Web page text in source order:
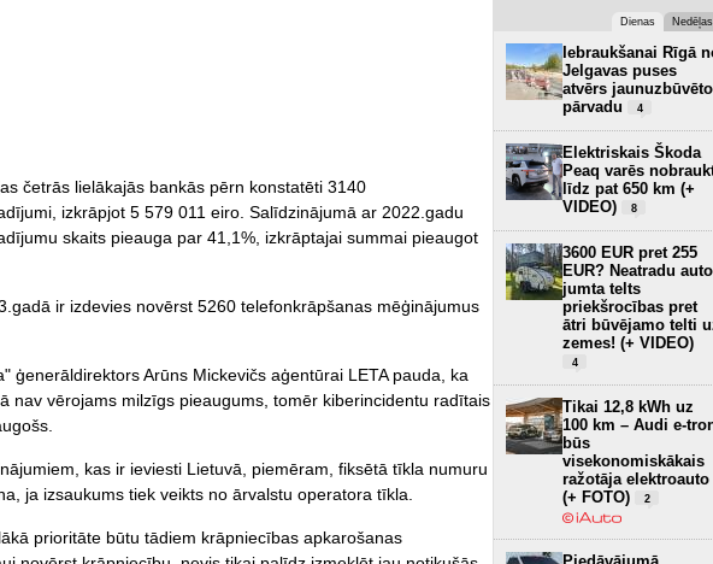
četrās lielākajās bankās pērn konstatēti 3140
izkrāpjot 5 579 011 eiro. Salīdzinājumā ar 2022.gadu
skaits pieauga par 41,1%, izkrāptajai summai pieaugot
ir izdevies novērst 5260 telefonkrāpšanas mēģinājumus
ģenerāldirektors Arūns Mickevičs aģentūrai LETA pauda, ka
nav vērojams milzīgs pieaugums, tomēr kiberincidentu radītais
kas ir ieviesti Lietuvā, piemēram, fiksētā tīkla numuru
ja izsaukums tiek veikts no ārvalstu operatora tīkla.
prioritāte būtu tādiem krāpniecības apkarošanas
Dienas Nedēļas
Iebraukšanai Rīgā
Jelgavas puses
atvērs jaunuzbūvēto
pārvadu
4
Elektriskais Škoda
Peaq varēs
līdz pat 650 km (+
VIDEO)
8
3600 EUR pret 255
EUR? Neatradu auto
jumta telts
priekšrocības pret
ātri būvējamo telti
zemes! (+ VIDEO)
4
Tikai 12,8 kWh uz
100 km – Audi e-
būs
visekonomiskākais
ražotāja elektroauto
(+ FOTO)
2